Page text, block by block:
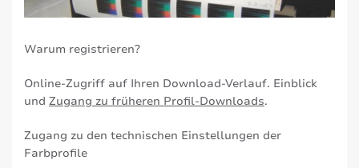
Warum registrieren?
Online-Zugriff auf Ihren Download-Verlauf. Einblick
und Zugang zu früheren Profil-Downloads.
Zugang zu den technischen Einstellungen der
Farbprofile